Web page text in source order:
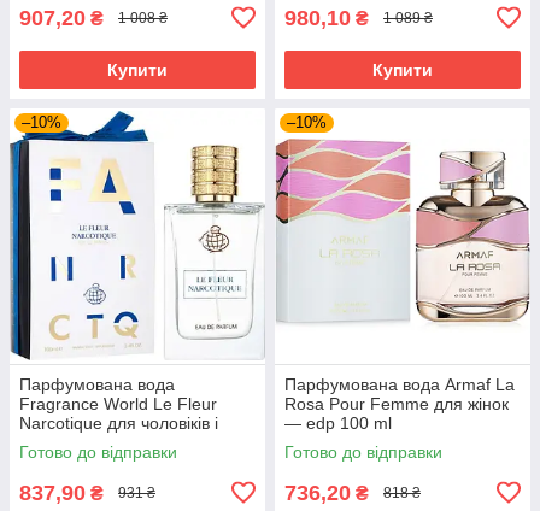
907,20 ₴ 1 008 ₴
Купити
980,10 ₴ 1 089 ₴
Купити
–10%
Парфумована вода
Fragrance World Le Fleur
Narcotique для чоловіків і
жінок edp 100 ml
Готово до відправки
837,90 ₴ 931 ₴
–10%
Парфумована вода Armaf La
Rosa Pour Femme для жінок
— edp 100 ml
Готово до відправки
736,20 ₴ 818 ₴